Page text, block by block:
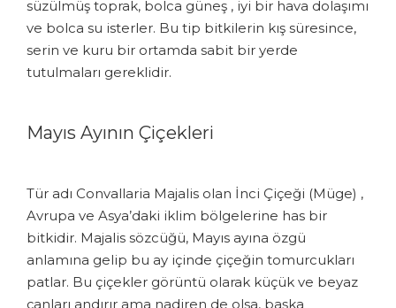
süzülmüş toprak, bolca güneş , iyi bir hava dolaşımı
ve bolca su isterler. Bu tip bitkilerin kış süresince,
serin ve kuru bir ortamda sabit bir yerde
tutulmaları gereklidir.
Mayıs Ayının Çiçekleri
Tür adı Convallaria Majalis olan İnci Çiçeği (Müge) ,
Avrupa ve Asya’daki iklim bölgelerine has bir
bitkidir. Majalis sözcüğü, Mayıs ayına özgü
anlamına gelip bu ay içinde çiçeğin tomurcukları
patlar. Bu çiçekler görüntü olarak küçük ve beyaz
çanları andırır ama nadiren de olsa, başka